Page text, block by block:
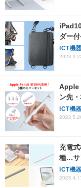
ダー
ICT機器
Apple
ン先
ICT機器
充電
種…サ
ICT機器